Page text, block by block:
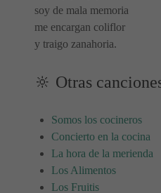
soy de mala memoria
me encargan coliflor
y traigo zanahoria.
🔆 Otras
Somos los cocineros
Concierto en la cocina
La hora de la merienda
Los Alimentos
Los Fruitis